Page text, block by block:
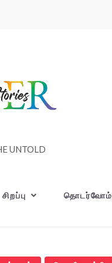
UNTOLD
சிறப்பு தொடர்வோம்